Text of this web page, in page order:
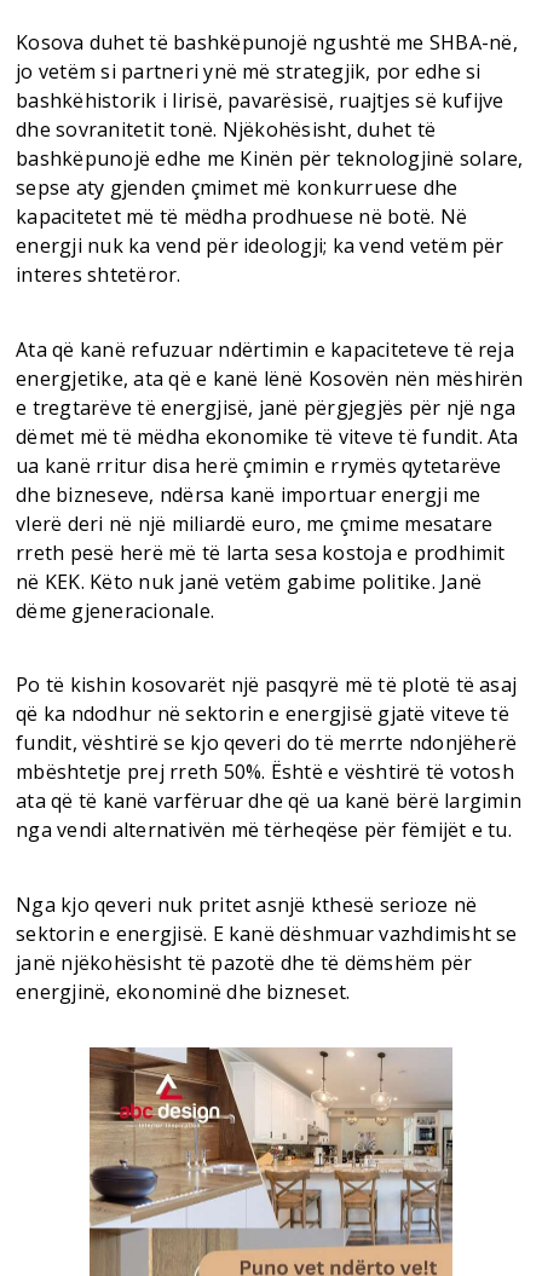
Kosova duhet të bashkëpunojë ngushtë me SHBA-në,
jo vetëm si partneri ynë më strategjik, por edhe si
bashkëhistorik i lirisë, pavarësisë, ruajtjes së kufijve
dhe sovranitetit tonë. Njëkohësisht, duhet të
bashkëpunojë edhe me Kinën për teknologjinë solare,
sepse aty gjenden çmimet më konkurruese dhe
kapacitetet më të mëdha prodhuese në botë. Në
energji nuk ka vend për ideologji; ka vend vetëm për
interes shtetëror.
Ata që kanë refuzuar ndërtimin e kapaciteteve të reja
energjetike, ata që e kanë lënë Kosovën nën mëshirën
e tregtarëve të energjisë, janë përgjegjës për një nga
dëmet më të mëdha ekonomike të viteve të fundit. Ata
ua kanë rritur disa herë çmimin e rrymës qytetarëve
dhe bizneseve, ndërsa kanë importuar energji me
vlerë deri në një miliardë euro, me çmime mesatare
rreth pesë herë më të larta sesa kostoja e prodhimit
në KEK. Këto nuk janë vetëm gabime politike. Janë
dëme gjeneracionale.
Po të kishin kosovarët një pasqyrë më të plotë të asaj
që ka ndodhur në sektorin e energjisë gjatë viteve të
fundit, vështirë se kjo qeveri do të merrte ndonjëherë
mbështetje prej rreth 50%. Është e vështirë të votosh
ata që të kanë varfëruar dhe që ua kanë bërë largimin
nga vendi alternativën më tërheqëse për fëmijët e tu.
Nga kjo qeveri nuk pritet asnjë kthesë serioze në
sektorin e energjisë. E kanë dëshmuar vazhdimisht se
janë njëkohësisht të pazotë dhe të dëmshëm për
energjinë, ekonominë dhe bizneset.